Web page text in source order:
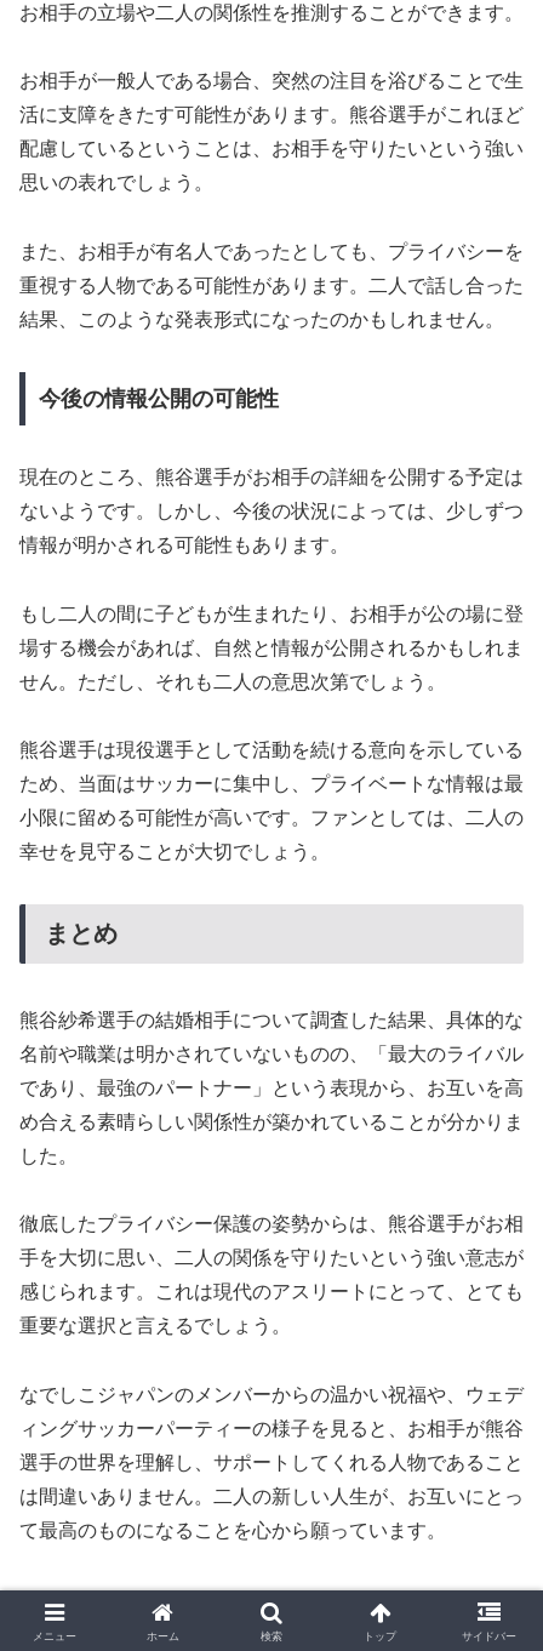
お相手の立場や二人の関係性を推測することができます。
お相手が一般人である場合、突然の注目を浴びることで生
活に支障をきたす可能性があります。熊谷選手がこれほど
配慮しているということは、お相手を守りたいという強い
思いの表れでしょう。
また、お相手が有名人であったとしても、プライバシーを
重視する人物である可能性があります。二人で話し合った
結果、このような発表形式になったのかもしれません。
今後の情報公開の可能性
現在のところ、熊谷選手がお相手の詳細を公開する予定は
ないようです。しかし、今後の状況によっては、少しずつ
情報が明かされる可能性もあります。
もし二人の間に子どもが生まれたり、お相手が公の場に登
場する機会があれば、自然と情報が公開されるかもしれま
せん。ただし、それも二人の意思次第でしょう。
熊谷選手は現役選手として活動を続ける意向を示している
ため、当面はサッカーに集中し、プライベートな情報は最
小限に留める可能性が高いです。ファンとしては、二人の
幸せを見守ることが大切でしょう。
まとめ
熊谷紗希選手の結婚相手について調査した結果、具体的な
名前や職業は明かされていないものの、「最大のライバル
であり、最強のパートナー」という表現から、お互いを高
め合える素晴らしい関係性が築かれていることが分かりま
した。
徹底したプライバシー保護の姿勢からは、熊谷選手がお相
手を大切に思い、二人の関係を守りたいという強い意志が
感じられます。これは現代のアスリートにとって、とても
重要な選択と言えるでしょう。
なでしこジャパンのメンバーからの温かい祝福や、ウェデ
ィングサッカーパーティーの様子を見ると、お相手が熊谷
選手の世界を理解し、サポートしてくれる人物であること
は間違いありません。二人の新しい人生が、お互いにとっ
て最高のものになることを心から願っています。
トレンド
メニュー ホーム 検索 トップ サイドバー